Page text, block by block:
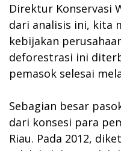
Direktur Konservasi
dari analisis ini, kita
kebijakan
deforestrasi ini
pemasok selesai
Sebagian besar
dari konsesi para
Riau. Pada 2012,